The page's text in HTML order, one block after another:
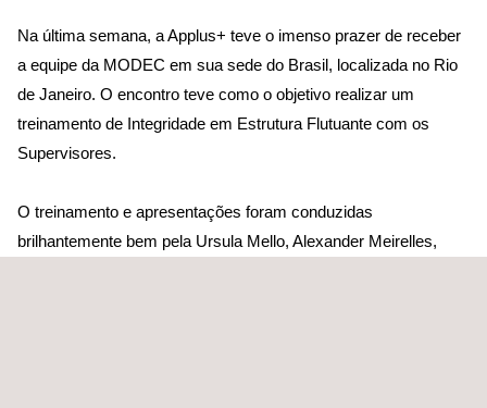
Na última semana, a Applus+ teve o imenso prazer de receber
a equipe da MODEC em sua sede do Brasil, localizada no Rio
de Janeiro. O encontro teve como o objetivo realizar um
treinamento de Integridade em Estrutura Flutuante com os
Supervisores.
O treinamento e apresentações foram conduzidas
brilhantemente bem pela Ursula Mello, Alexander Meirelles,